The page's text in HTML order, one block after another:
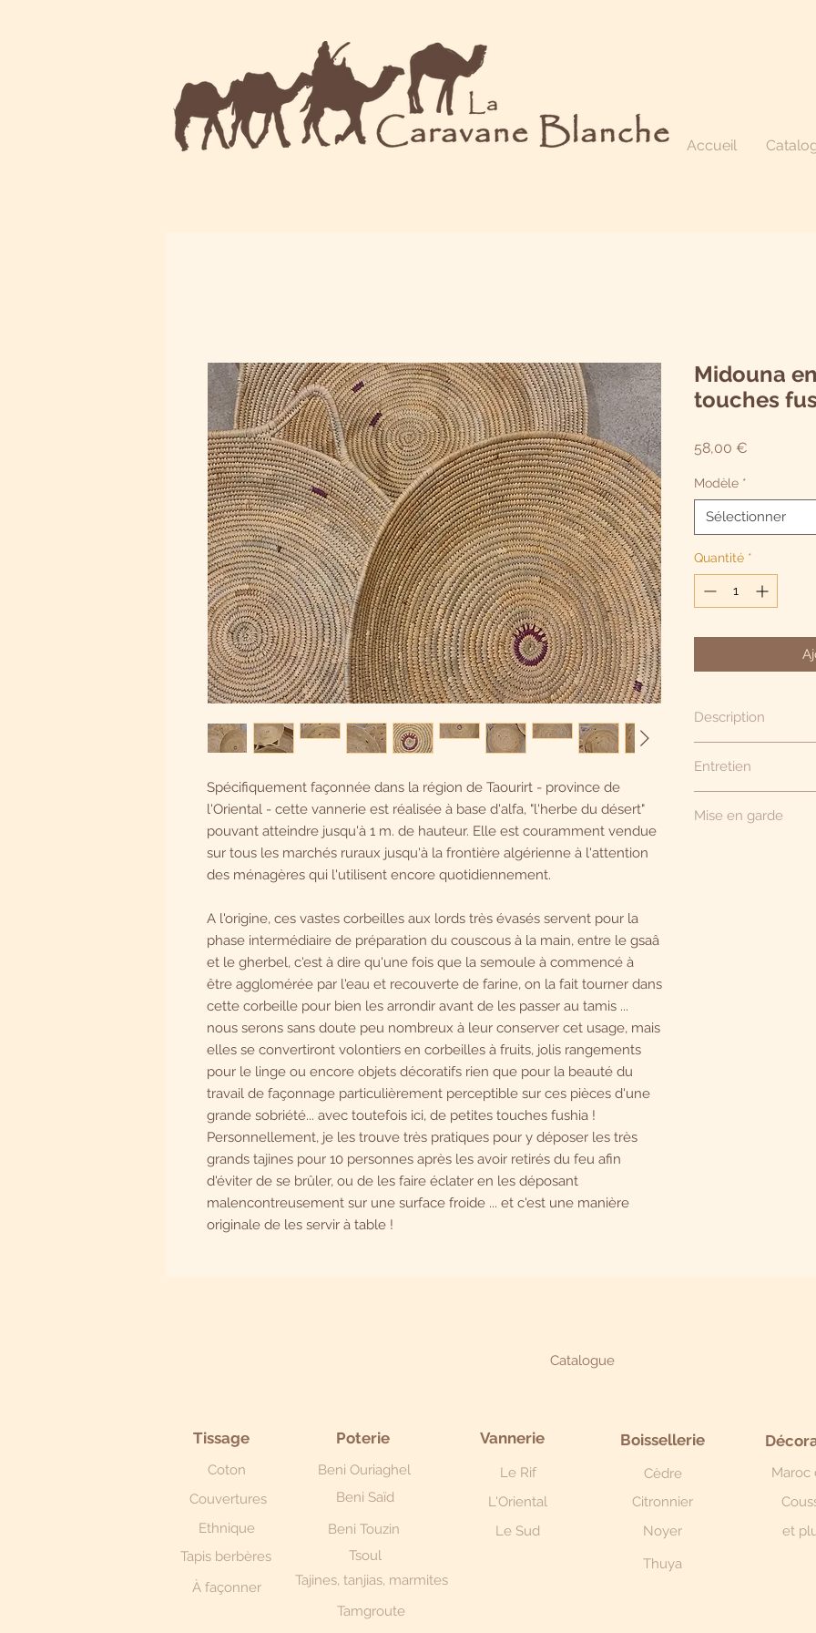
Accueil
Spécifiquement façonnée dans la région de Taourirt - province de
l'Oriental - cette vannerie est réalisée à base d'alfa, "l'herbe du désert"
pouvant atteindre jusqu'à 1 m. de hauteur. Elle est couramment vendue
sur tous les marchés ruraux jusqu'à la frontière algérienne à l'attention
des ménagères qui l'utilisent encore quotidiennement.
A l'origine, ces vastes corbeilles aux lords très évasés servent pour la
phase intermédiaire de préparation du couscous à la main, entre le gsaâ
et le gherbel, c'est à dire qu'une fois que la semoule à commencé à
être agglomérée par l'eau et recouverte de farine, on la fait tourner dans
cette corbeille pour bien les arrondir avant de les passer au tamis ...
nous serons sans doute peu nombreux à leur conserver cet usage, mais
elles se convertiront volontiers en corbeilles à fruits, jolis rangements
pour le linge ou encore objets décoratifs rien que pour la beauté du
travail de façonnage particulièrement perceptible sur ces pièces d'une
grande sobriété... avec toutefois ici, de petites touches fushia !
Personnellement, je les trouve très pratiques pour y déposer les très
grands tajines pour 10 personnes après les avoir retirés du feu afin
d'éviter de se brûler, ou de les faire éclater en les déposant
malencontreusement sur une surface froide ... et c'est une manière
originale de les servir à table !
Midouna
touches
58,00 €
Modèle *
Sélectionner
Quantité *
Description
petites touches
G.M. : Diamètre
Entretien
légèrement
Mise en garde
Tissage
Coton
Couvertures
Ethnique
Tapis berbères
À façonner
Catalogue
Poterie
Beni Ouriaghel
Beni Saïd
Beni Touzin
Vannerie
Le Rif
L'Oriental
Le Sud
Tsoul
Tajines, tanjias, marmites
Boissellerie
Cèdre
Citronnier
Noyer
Maroc
et
Thuya
Tamgroute